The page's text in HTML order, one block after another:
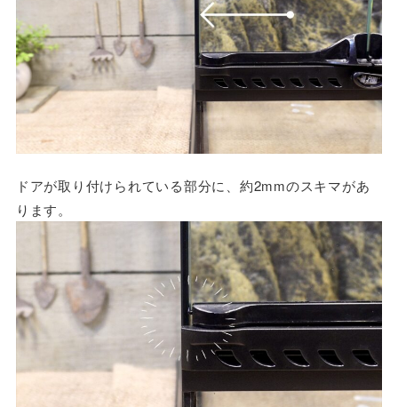
ドアが取り付けられている部分に、約2mmのスキマがあ
ります。